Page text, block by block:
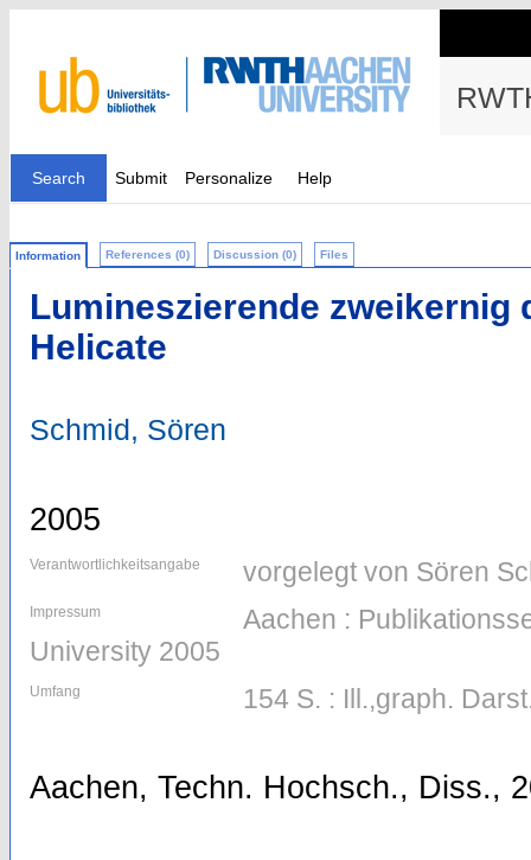
Search Submit Personalize Help
Information References (0) Discussion (0) Files
Lumineszierende zweikernig
Helicate
Schmid, Sören
2005
Verantwortlichkeitsangabe vorgelegt von Sören
Impressum
Aachen :
University 2005
Umfang 154 S. : Ill.,graph.
Aachen, Techn. Hochsch., Diss.,